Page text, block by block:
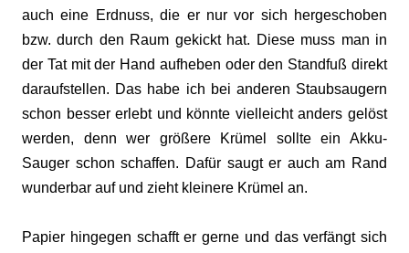
auch eine Erdnuss, die er nur vor sich hergeschoben
bzw. durch den Raum gekickt hat. Diese muss man in
der Tat mit der Hand aufheben oder den Standfuß direkt
daraufstellen. Das habe ich bei anderen Staubsaugern
schon besser erlebt und könnte vielleicht anders gelöst
werden, denn wer größere Krümel sollte ein Akku-
Sauger schon schaffen. Dafür saugt er auch am Rand
wunderbar auf und zieht kleinere Krümel an.
Papier hingegen schafft er gerne und das verfängt sich